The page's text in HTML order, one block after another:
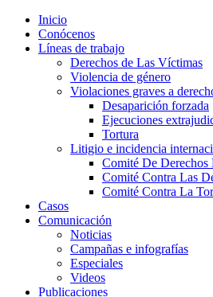
Inicio
Conócenos
Líneas de trabajo
Derechos de Las Víctimas
Violencia de género
Violaciones graves a
Desaparición forzada​
Ejecuciones
Tortura
Litigio e incidencia
Comité De Derechos
Comité Contra Las
Comité Contra La
Casos
Comunicación
Noticias
Campañas e infografías
Especiales
Videos
Publicaciones